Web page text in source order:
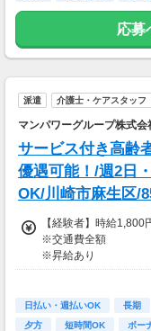
※資格手当あり（時給
よって異なる）
※週払いOK（規定あ
→金曜日締め最短翌週
（稼働開始時は手続き
交通費：別途全額支給
※車・バイク通勤に関
合あり（応相談）
応募
派遣 介護士・ケアスタッフ
マンパワーグループ株式会
サービス付き高齢
優遇可能！/週2日
OK/川崎市麻生区/
【経験者】時給1,800
※交通費全額
※昇給あり
◎日勤／経験者の場合
・日収(1,800*8)円（
日払い・週払いOK 長期
夕方
短時間OK ボー